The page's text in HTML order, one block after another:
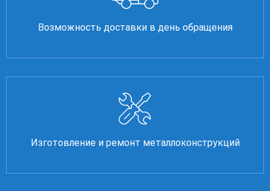
Возможность доставки в день обращения
Изготовление и ремонт металлоконструкций